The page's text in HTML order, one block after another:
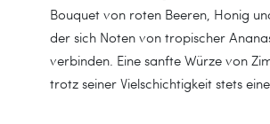
Bouquet von roten Beeren, Honig
der sich Noten von tropischer
verbinden. Eine sanfte Würze von
trotz seiner Vielschichtigkeit stets